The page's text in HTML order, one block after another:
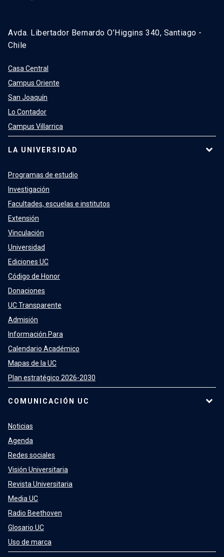
Avda. Libertador Bernardo O’Higgins 340, Santiago -
Chile
Casa Central
Campus Oriente
San Joaquín
Lo Contador
Campus Villarrica
LA UNIVERSIDAD
Programas de estudio
Investigación
Facultades, escuelas e institutos
Extensión
Vinculación
Universidad
Ediciones UC
Código de Honor
Donaciones
UC Transparente
Admisión
Información Para
Calendario Académico
Mapas de la UC
Plan estratégico 2026-2030
COMUNICACIÓN UC
Noticias
Agenda
Redes sociales
Visión Universitaria
Revista Universitaria
Media UC
Radio Beethoven
Glosario UC
Uso de marca